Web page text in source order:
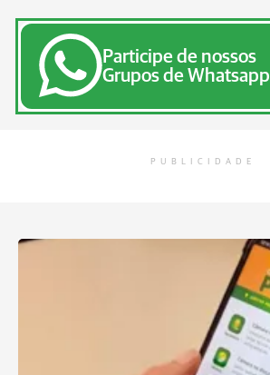
Participe de nossos
Grupos de Whatsapp
PUBLICIDADE